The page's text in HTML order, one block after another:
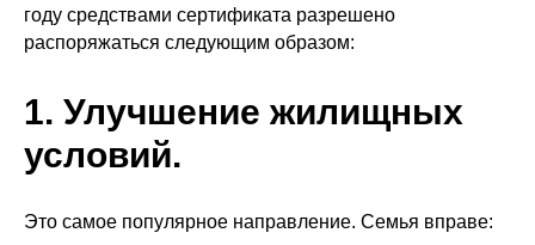
году средствами сертификата разрешено
распоряжаться следующим образом:
1. Улучшение жилищных
условий.
Это самое популярное направление. Семья вправе: